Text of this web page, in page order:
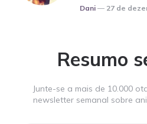
Posted
Dani 27 de
Resumo
Junte-se a mais de 10.000
newsletter semanal sobre